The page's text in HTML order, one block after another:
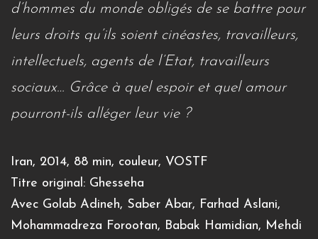
d’hommes du monde obligés de se battre pour
leurs droits qu’ils soient cinéastes, travailleurs,
intellectuels, agents de l’Etat, travailleurs
sociaux… Grâce à quel espoir et quel amour
pourront-ils alléger leur vie ?
Iran, 2014, 88 min, couleur, VOSTF
Titre original: Ghesseha
Avec Golab Adineh, Saber Abar, Farhad Aslani,
Mohammadreza Forootan, Babak Hamidian, Mehdi